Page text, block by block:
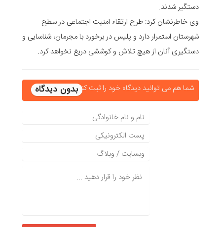
دستگیر شدند.
وی خاطرنشان کرد: طرح ارتقاء امنیت اجتماعی در سطح
شهرستان استمرار دارد و پلیس در برخورد با مجرمان، شناسایی و
دستگیری آنان از هیچ تلاش و کوششی دریغ نخواهد کرد.
شما هم می توانید دیدگاه خود را ثبت کنید